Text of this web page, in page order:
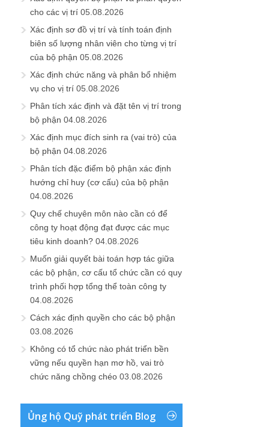
cho các vị trí 05.08.2026
Xác định sơ đồ vị trí và tính toán định
biên số lượng nhân viên cho từng vị trí
của bộ phận 05.08.2026
Xác định chức năng và phân bổ nhiệm
vụ cho vị trí 05.08.2026
Phân tích xác định và đặt tên vị trí trong
bộ phận 04.08.2026
Xác định mục đích sinh ra (vai trò) của
bộ phận 04.08.2026
Phân tích đặc điểm bộ phận xác định
hướng chỉ huy (cơ cấu) của bộ phận
04.08.2026
Quy chế chuyên môn nào cần có để
công ty hoạt động đạt được các mục
tiêu kinh doanh? 04.08.2026
Muốn giải quyết bài toán hợp tác giữa
các bộ phận, cơ cấu tổ chức cần có quy
trình phối hợp tổng thể toàn công ty
04.08.2026
Cách xác định quyền cho các bộ phận
03.08.2026
Không có tổ chức nào phát triển bền
vững nếu quyền hạn mơ hồ, vai trò
chức năng chồng chéo 03.08.2026
Ủng hộ Quỹ phát triển Blog